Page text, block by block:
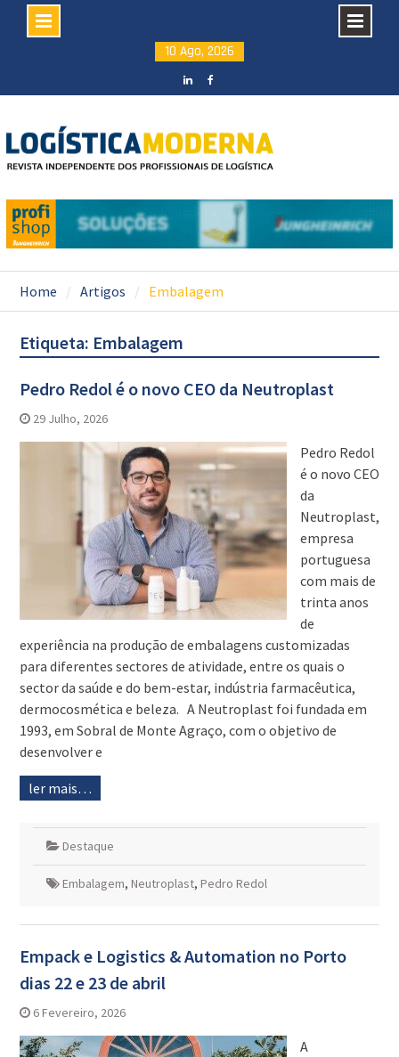
content
10 Ago, 2026
Home Artigos Embalagem
Etiqueta: Embalagem
Pedro Redol é o novo CEO da Neutroplast
29 Julho, 2026
Pedro Redol
é o novo CEO
da
Neutroplast,
empresa
portuguesa
com mais de
trinta anos
de
experiência na produção de embalagens customizadas
para diferentes sectores de atividade, entre os quais o
sector da saúde e do bem-estar, indústria farmacêutica,
dermocosmética e beleza. A Neutroplast foi fundada em
1993, em Sobral de Monte Agraço, com o objetivo de
desenvolver e
ler mais…
Destaque
Embalagem, Neutroplast, Pedro Redol
Empack e Logistics & Automation no Porto
dias 22 e 23 de abril
6 Fevereiro, 2026
A